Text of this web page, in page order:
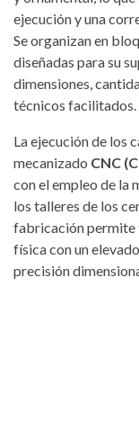
ejecución y una
Se organizan en
diseñadas para su
dimensiones,
técnicos facilitados.
La ejecución de los
mecanizado CNC
con el empleo de la
los talleres de los
fabricación permite
física con un
precisión